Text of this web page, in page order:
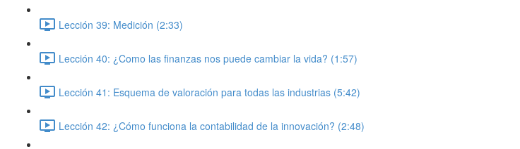
Lección 39: Medición (2:33)
Lección 40: ¿Como las finanzas nos puede cambiar la vida? (1:57)
Lección 41: Esquema de valoración para todas las industrias (5:42)
Lección 42: ¿Cómo funciona la contabilidad de la innovación? (2:48)